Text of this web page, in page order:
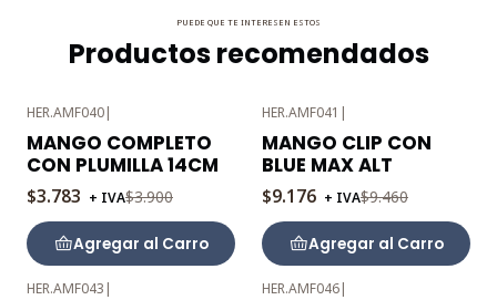
PUEDE QUE TE INTERESEN ESTOS
Productos recomendados
-3%
OFF
HER.AMF040|
MANGO COMPLETO
CON PLUMILLA 14CM
$3.783 + IVA$3.900
Agregar al Carro
-3%
OFF
HER.AMF041 |
MANGO CLIP CON
BLUE MAX ALT
$9.176 + IVA$9.460
Agregar al Carro
HER.AMF043 | HER.AMF046|